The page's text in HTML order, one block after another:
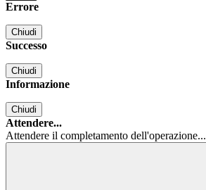
Errore
Chiudi
Successo
Chiudi
Informazione
Chiudi
Attendere...
Attendere il completamento dell'operazione...